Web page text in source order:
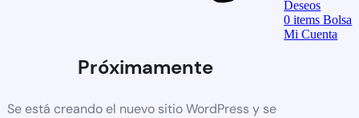
Próximamente
Se está creando el nuevo sitio WordPress y se
Deseos
0items Bolsa
Mi Cuenta